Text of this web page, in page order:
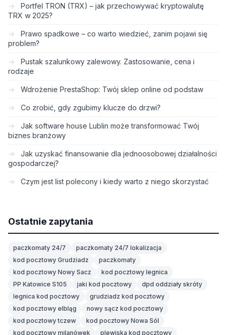
Portfel TRON (TRX) – jak przechowywać kryptowalutę
TRX w 2025?
Prawo spadkowe – co warto wiedzieć, zanim pojawi się
problem?
Pustak szalunkowy zalewowy. Zastosowanie, cena i
rodzaje
Wdrożenie PrestaShop: Twój sklep online od podstaw
Co zrobić, gdy zgubimy klucze do drzwi?
Jak software house Lublin może transformować Twój
biznes branżowy
Jak uzyskać finansowanie dla jednoosobowej działalności
gospodarczej?
Czym jest list polecony i kiedy warto z niego skorzystać
Ostatnie zapytania
paczkomaty 24/7
paczkomaty 24/7 lokalizacja
kod pocztowy Grudziadz
paczkomaty
kod pocztowy Nowy Sacz
kod pocztowy legnica
PP Katowice S105
jaki kod pocztowy
dpd oddziały skróty
legnica kod pocztowy
grudziadz kod pocztowy
kod pocztowy elbląg
nowy sącz kod pocztowy
kod pocztowy tczew
kod pocztowy Nowa Sól
kod pocztowy milanówek
plewiska kod pocztowy